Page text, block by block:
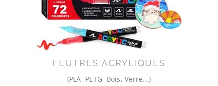
FEUTRES ACRYLIQUES
(PLA, PETG, Bois, Verre...)